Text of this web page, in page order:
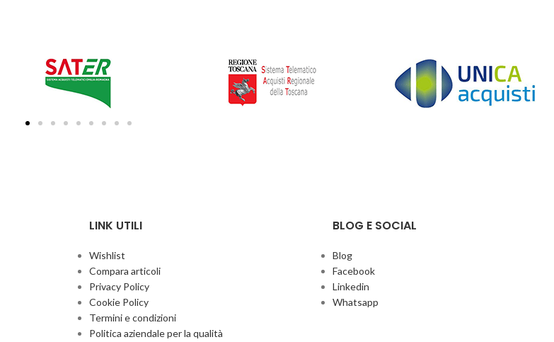
LINK UTILI
Wishlist
Compara articoli
Privacy Policy
Cookie Policy
Termini e condizioni
Politica aziendale per la qualità
BLOG E SOCIAL
Blog
Facebook
Linkedin
Whatsapp